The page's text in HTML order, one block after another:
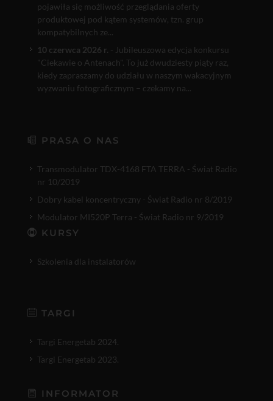
pojawiła się możliwość przeglądania oferty
produktowej pod kątem systemów, tzn. grup
kompatybilnych ze...
10 czerwca 2026 r. - Jubileuszowa edycja konkursu
"Ciekawie o Antenach". To już dwudziesty piąty raz,
kiedy zapraszamy do udziału w naszym wakacyjnym
wyzwaniu fotograficznym – czekamy na...
PRASA O NAS
Transmodulator TDX-4168 FTA TERRA - Świat Radio
nr 10/2019
Dobry kabel koncentryczny - Świat Radio nr 8/2019
Modulator MI520P Terra - Świat Radio nr 9/2019
KURSY
Szkolenia dla instalatorów
TARGI
Targi Energetab 2024.
Targi Energetab 2023.
INFORMATOR